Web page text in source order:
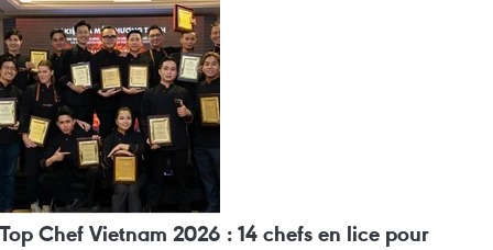
Top Chef Vietnam 2026 : 14 chefs en lice pour